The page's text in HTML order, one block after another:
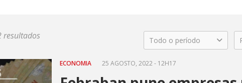
resultados Todo o período
ECONOMIA 25 AGOSTO, 2022 - 12H17